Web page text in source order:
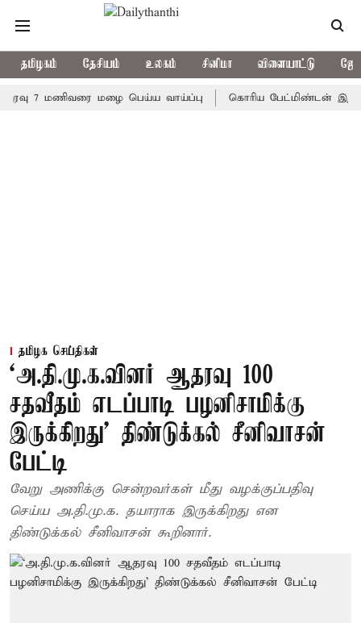
தமிழகம் தேசியம் உலகம் சினிமா விளையாட்டு
மணிவரை மழை பெய்ய வாய்ப்பு கொரிய பேட்மிண்டன் இறுதி
தமிழக செய்திகள்
‘அ.தி.மு.க.வினர் ஆதரவு 100
சதவீதம் எடப்பாடி பழனிசாமிக்கு
இருக்கிறது’ திண்டுக்கல் சீனிவாசன்
பேட்டி
வேறு அணிக்கு சென்றவர்கள் மீது வழக்குப்பதிவு
செய்ய அ.தி.மு.க. தயாராக இருக்கிறது என
திண்டுக்கல் சீனிவாசன் கூறினார்.